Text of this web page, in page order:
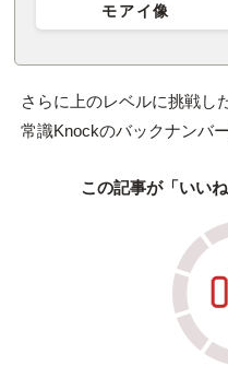
モアイ像
さらに上のレベルに挑戦し
常識Knockのバックナンバ
この記事が「いい